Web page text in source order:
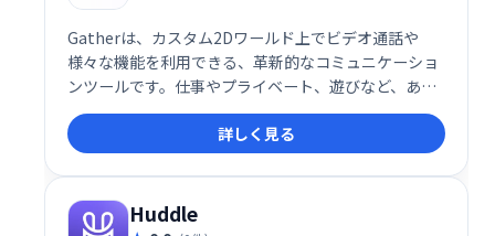
Gatherは、カスタム2Dワールド上でビデオ通話や
様々な機能を利用できる、革新的なコミュニケーショ
ンツールです。仕事やプライベート、遊びなど、あら
ゆるシーンで、より自然で楽しい集まりを実現しま
す。集まることをより自発的で魅力的なものに変え、
新たなコミュニケーション体験を提供します。
詳しく見る
Huddle